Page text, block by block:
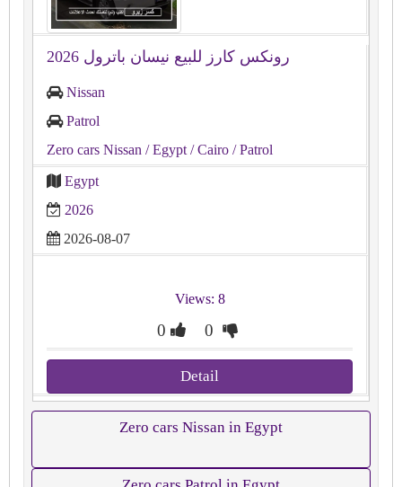
رونكس كارز للبيع نيسان باترول 2026
Nissan
Patrol
Zero cars Nissan / Egypt / Cairo / Patrol
Egypt
2026
2026-08-07
Views: 8
0 0
Detail
Zero cars Nissan in Egypt